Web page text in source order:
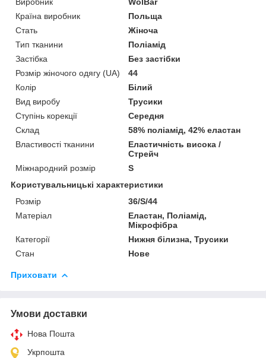
Країна виробник
Польща
Стать
Жіноча
Тип тканини
Поліамід
Застібка
Без застібки
Розмір жіночого одягу (UA)
44
Колір
Білий
Вид виробу
Трусики
Ступінь корекції
Середня
Склад
58% поліамід, 42% еластан
Властивості тканини
Еластичність висока /
Стрейч
Міжнародний розмір
S
Користувальницькі характеристики
Розмір
36/S/44
Матеріал
Еластан, Поліамід,
Мікрофібра
Категорії
Нижня білизна, Трусики
Стан
Нове
Приховати
Умови доставки
Нова Пошта
Укрпошта